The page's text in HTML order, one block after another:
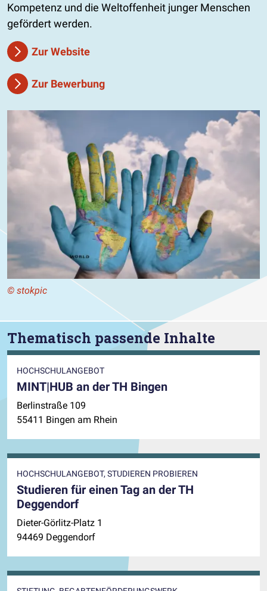
Kompetenz und die Weltoffenheit junger Menschen
gefördert werden.
Zur Website
Zur Bewerbung
© stokpic
Thematisch passende Inhalte
HOCHSCHULANGEBOT
MINT|HUB an der TH Bingen
Berlinstraße 109
55411 Bingen am Rhein
HOCHSCHULANGEBOT, STUDIEREN PROBIEREN
Studieren für einen Tag an der TH
Deggendorf
Dieter-Görlitz-Platz 1
94469 Deggendorf